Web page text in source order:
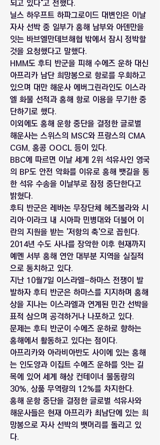
되고 있다"고 전했다.
닐스 하우프트 하파그로이드 대변인은 이날
자사 선박 중 일부가 홍해 남부와 아덴만을
잇는 바브엘만데브해협 밖에서 잠시 정박할
것을 요청했다고 말했다.
HMM도 후티 반군을 피해 수에즈 운하 대신
아프리카 남단 희망봉으로 항로를 우회하고
있으며 대만 해운사 에버그린라인도 이스라
엘 화물 선적과 홍해 항로 이용을 무기한 중
단하기로 했다.
이외에도 홍해 운항 중단을 결정한 글로벌
해운사는 스위스의 MSC와 프랑스의 CMA
CGM, 홍콩 OOCL 등이 있다.
BBC에 따르면 이날 세계 2위 석유사인 영국
의 BP도 안전 악화를 이유로 홍해 뱃길을 통
한 석유 수송을 이날부로 잠정 중단한다고
밝혔다.
후티 반군은 레바논 무장단체 헤즈볼라와 시
리아·이라크 내 시아파 민병대와 더불어 이
란의 지원을 받는 '저항의 축'으로 꼽힌다.
2014년 수도 사나를 장악한 이후 현재까지
예멘 서부 홍해 연안 대부분 지역을 실질적
으로 통치하고 있다.
지난 10월7일 이스라엘-하마스 전쟁이 발
발하자 후티 반군은 하마스를 지지하며 홍해
상을 지나는 이스라엘과 연계된 민간 선박을
표적 삼으며 공격하거나 나포하고 있다.
문제는 후티 반군이 수에즈 운하로 향하는
홍해에서 활동하고 있다는 점이다.
아프리카와 아라비아반도 사이에 있는 홍해
는 인도양과 이집트 수에즈 운하를 잇는 길
목에 있어 세계 해상 컨테이너 물동량의
30%, 상품 무역량의 12%를 차지한다.
홍해 운항 중단을 결정한 글로벌 석유사와
해운사들은 현재 아프리카 최남단에 있는 희
망봉으로 자사 선박의 뱃머리를 돌리고 있
다.